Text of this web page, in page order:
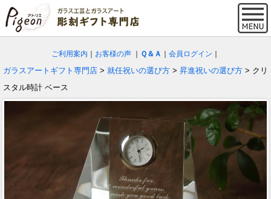
ご利用案内 お客様の声 Ｑ＆Ａ 会員ログイン
ガラスアートギフト専門店 > 就任祝いの選び方 > 昇進祝いの選び方 > クリ
スタル時計 ベース